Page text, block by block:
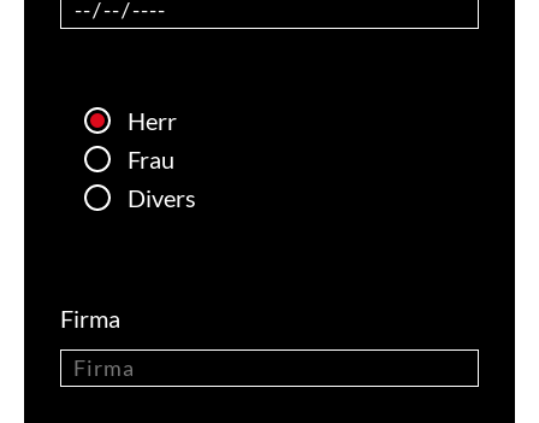
Herr
Frau
Divers
Firma